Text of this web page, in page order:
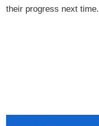
their progress next time.